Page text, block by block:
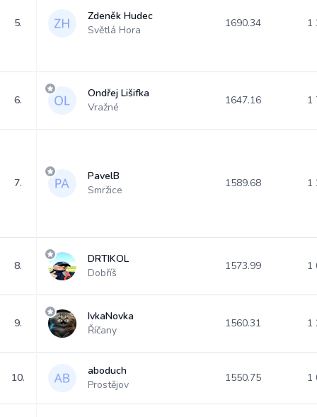
5.
Zdeněk Hudec
Světlá Hora
1690.34 1
6.
Ondřej Lišifka
Vražné
1647.16 1
7.
PavelB
Smržice
1589.68 1
8.
DRTIKOL
Dobříš
1573.99 1
9.
IvkaNovka
Říčany
1560.31 1
10.
aboduch
Prostějov
1550.75 1